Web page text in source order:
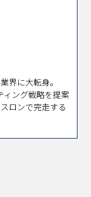
界に大転身。
ィング戦略を提案
ロンで完走する